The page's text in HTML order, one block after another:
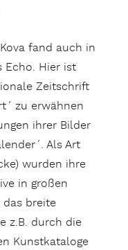
fand auch in
Echo. Hier ist
Zeitschrift
zu erwähnen
ihrer Bilder
Als Art
wurden ihre
in großen
breite
z.B. durch die
Kunstkataloge